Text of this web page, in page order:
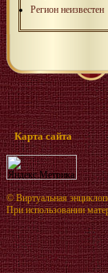
Регион неизвестен
Карта сайта
©Виртуальная
При использовании